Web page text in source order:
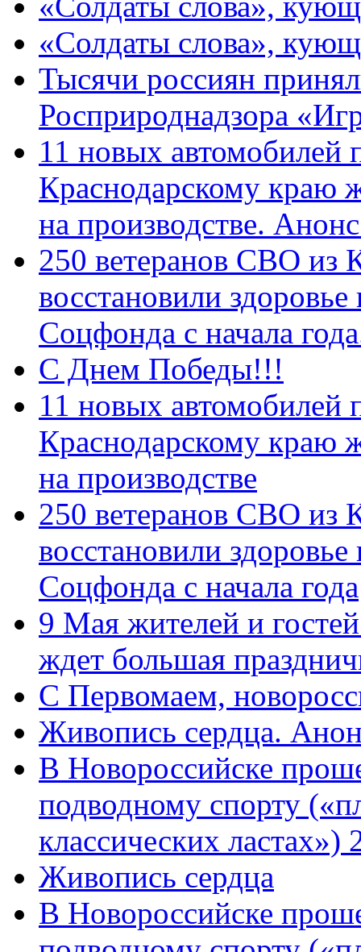
«Солдаты слова»,
Тысячи россиян
Росприроднадзора
11 новых автомобилей
Краснодарскому краю
на производстве.
250 ветеранов СВО из
восстановили
Соцфонда с начала
С Днем Победы!!!
11 новых автомобилей
Краснодарскому краю
на производстве
250 ветеранов СВО из
восстановили
Соцфонда с начала года
9 Мая жителей и
ждет большая
C Первомаем,
Живопись сердца.
В Новороссийске
подводному спорту
классических
Живопись сердца
В Новороссийске